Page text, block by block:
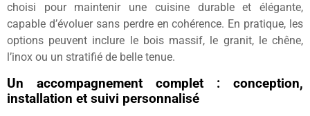
choisi pour maintenir une cuisine durable et élégante,
capable d’évoluer sans perdre en cohérence. En pratique, les
options peuvent inclure le bois massif, le granit, le chêne,
l’inox ou un stratifié de belle tenue.
Un accompagnement complet : conception,
installation et suivi personnalisé